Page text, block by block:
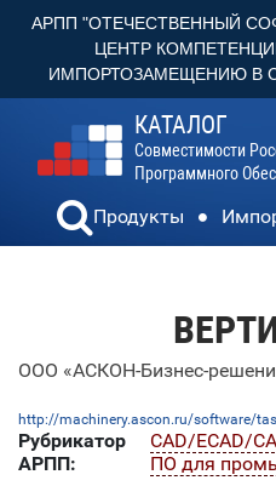
АРПП "ОТЕЧЕСТВЕННЫЙ
ЦЕНТР
ИМПОРТОЗАМЕЩЕНИЮ В
КАТАЛОГ
Совместимости
Программного
Продукты
ООО «АСКОН-Бизнес-
http://machinery.ascon.ru/software/
Рубрикатор
АРПП:
CAD/ECAD/
ПО для